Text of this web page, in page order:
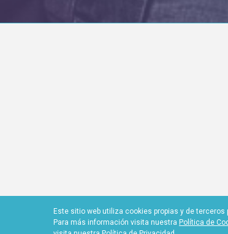
Este sitio web utiliza cookies propias y de
Para más información visita nuestra Política de